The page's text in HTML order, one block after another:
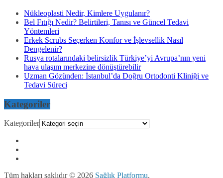
Nükleoplasti Nedir, Kimlere Uygulanır?
Bel Fıtığı Nedir? Belirtileri, Tanısı ve Güncel Tedavi
Yöntemleri
Erkek Scrubs Seçerken Konfor ve İşlevsellik Nasıl
Dengelenir?
Rusya rotalarındaki belirsizlik Türkiye’yi Avrupa’nın yeni
hava ulaşım merkezine dönüştürebilir
Uzman Gözünden: İstanbul’da Doğru Ortodonti Kliniği ve
Tedavi Süreci
Kategoriler
Kategoriler
Tüm hakları saklıdır © 2026 Sağlık Platformu.